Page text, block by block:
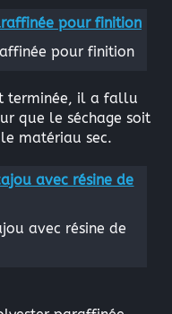
pour finition
terminée, il a fallu
que le séchage soit
matériau sec.
avec résine de